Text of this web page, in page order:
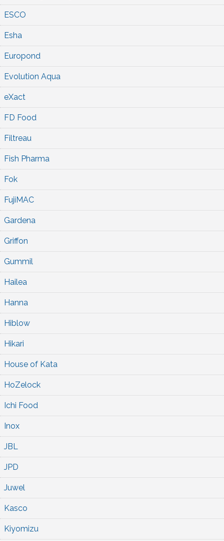
ESCO
Esha
Europond
Evolution Aqua
eXact
FD Food
Filtreau
Fish Pharma
Fok
FujiMAC
Gardena
Griffon
Gummil
Hailea
Hanna
Hiblow
Hikari
House of Kata
HoZelock
Ichi Food
Inox
JBL
JPD
Juwel
Kasco
Kiyomizu